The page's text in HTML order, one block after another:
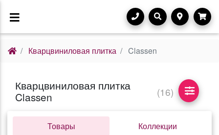
Кварцвиниловая плитка Classen
Кварцвиниловая плитка
Classen
(16)
Товары Коллекции